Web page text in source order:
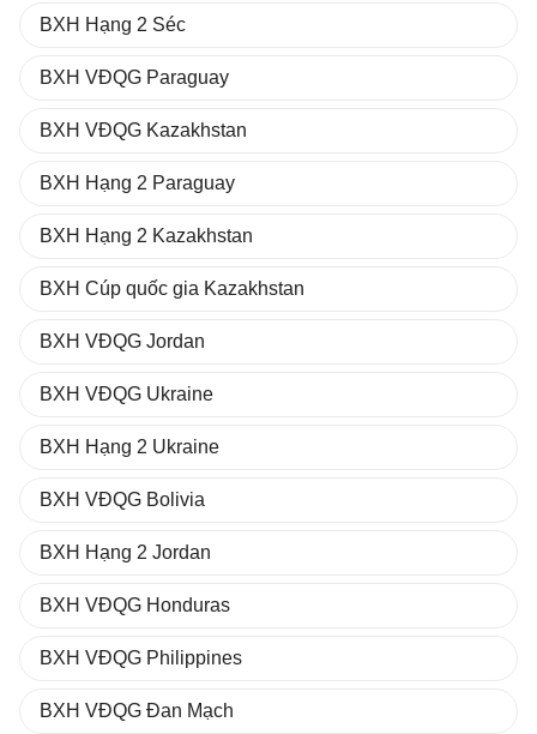
BXH Hạng 2 Séc
BXH VĐQG Paraguay
BXH VĐQG Kazakhstan
BXH Hạng 2 Paraguay
BXH Hạng 2 Kazakhstan
BXH Cúp quốc gia Kazakhstan
BXH VĐQG Jordan
BXH VĐQG Ukraine
BXH Hạng 2 Ukraine
BXH VĐQG Bolivia
BXH Hạng 2 Jordan
BXH VĐQG Honduras
BXH VĐQG Philippines
BXH VĐQG Đan Mạch